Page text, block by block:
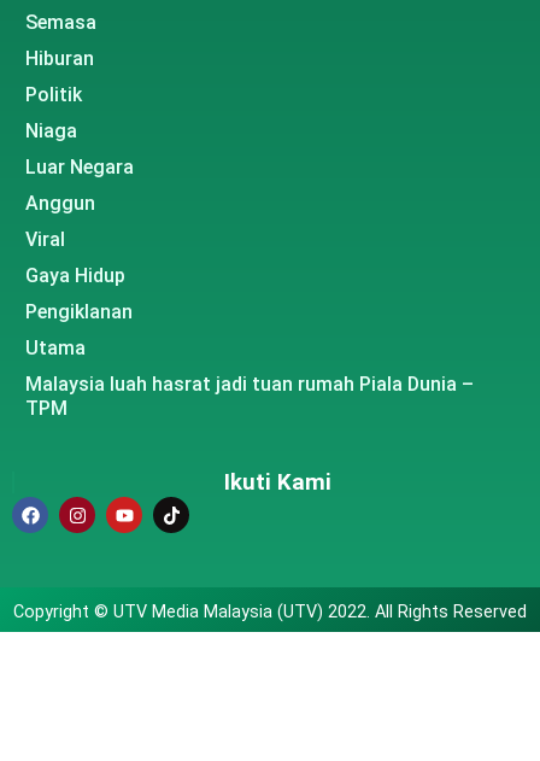
Semasa
Hiburan
Politik
Niaga
Luar Negara
Anggun
Viral
Gaya Hidup
Pengiklanan
Utama
Malaysia luah hasrat jadi tuan rumah Piala Dunia –
TPM
Ikuti Kami
Copyright © UTV Media Malaysia (UTV) 2022. All Rights Reserved